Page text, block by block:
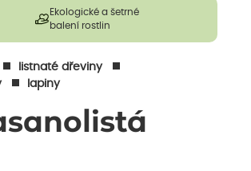
Ekologické a šetrné
balení rostlin
listnaté dřeviny
lapiny